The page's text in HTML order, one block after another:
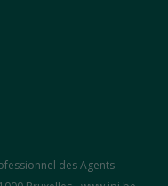
des Agents